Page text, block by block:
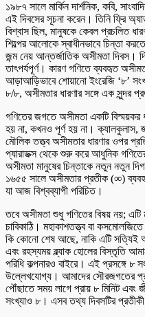
১৯৮৭ সালে মার্কিন দার্শনিক, কবি,
এই দিবসের সূচনা করেন। তিনি ফ্রি
বিশ্বাস ছিল, মানুষকে কেবল প্রচলিত
শিল্পের আলোকে স্বাধীনভাবে চিন্তা
জন্ম নেয় আন্তর্জাতিক অসীমতা দিবস।
তাৎপর্যপূর্ণ। কারণ গণিতে ব্যবহৃত
আড়াআড়িভাবে শোয়ানো ইংরেজি ‘৮’
৮/৮, অসীমতার ধারণার সঙ্গে এক সুন্দর
গণিতের জগতে অসীমতা একটি বিস্ময়কর
হয় না, কখনও পূর্ণ হয় না। ক্যালকুলাস,
মৌলিক তত্ত্ব অসীমতার ধারণার ওপর
প্যারাডক্স থেকে শুরু করে আধুনিক গণিতের
অসীমতা মানুষের চিন্তাকে নতুন নতুন
১৬৫৫ সালে অসীমতার প্রতীক (∞)
যা আজ বিশ্বব্যাপী পরিচিত।
তবে অসীমতা শুধু গণিতের বিষয় নয়;
চাবিকাঠি। মহাকাশতত্ত্ব বা
কি কোনো শেষ আছে, নাকি এটি সত্যিই
এবং রহস্যময় ব্ল্যাক হোলের বিস্তৃতি
পরিধি কল্পনারও বাইরে। এই প্রসঙ্গে ৮
উল্লেখযোগ্য। আমাদের সৌরজগতের
পৌঁছাতে সময় লাগে প্রায় ৮ মিনিট এবং
সংখ্যাও ৮। এসব তথ্য দিবসটির